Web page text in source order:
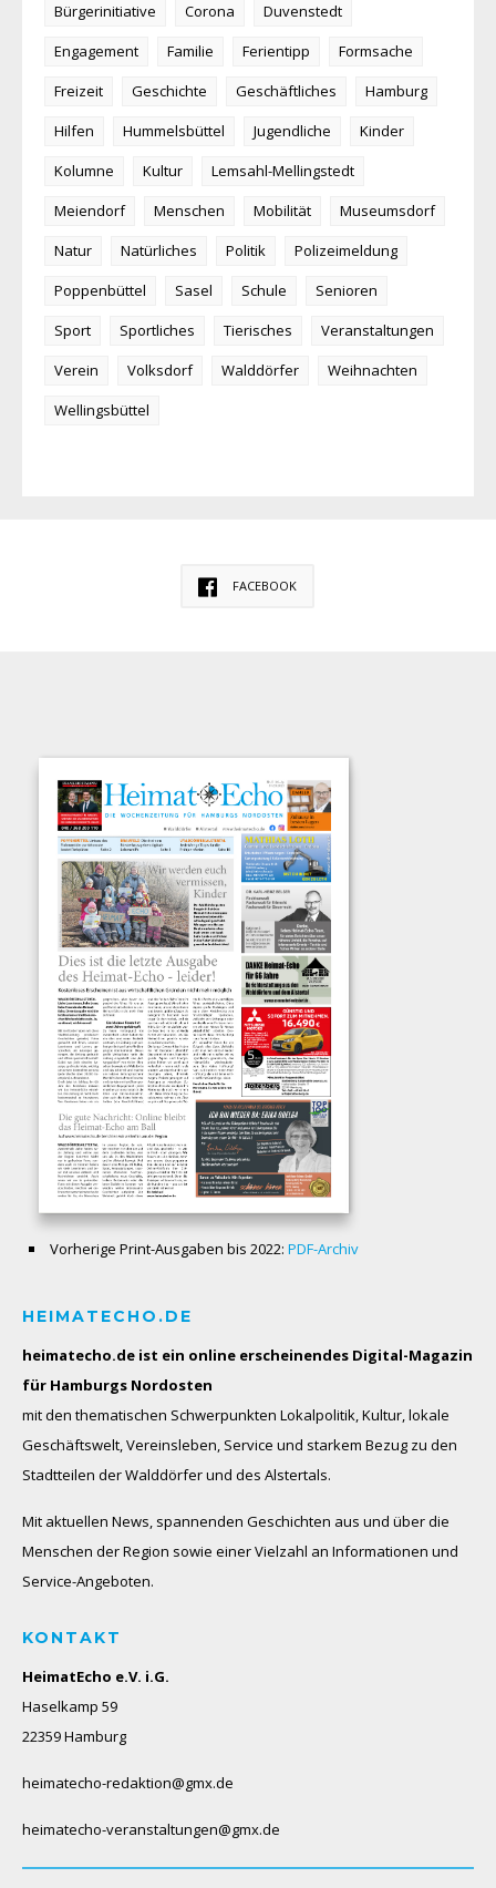
Bürgerinitiative
Corona
Duvenstedt
Engagement
Familie Ferientipp
Formsache
Freizeit
Geschichte Geschäftliches
Hamburg
Hilfen
Hummelsbüttel Jugendliche
Kinder
Kolumne
Kultur
Lemsahl-Mellingstedt
Meiendorf
Menschen Mobilität
Museumsdorf
Natur
Natürliches Politik
Polizeimeldung
Poppenbüttel
Sasel Schule
Senioren
Sport
Sportliches Tierisches
Veranstaltungen
Verein
Volksdorf Walddörfer
Weihnachten
Wellingsbüttel
FACEBOOK
Vorherige Print-Ausgaben bis 2022: PDF-Archiv
HEIMATECHO.DE
heimatecho.de ist ein online erscheinendes Digital-Magazin
für Hamburgs Nordosten
mit den thematischen Schwerpunkten Lokalpolitik, Kultur, lokale
Geschäftswelt, Vereinsleben, Service und starkem Bezug zu den
Stadtteilen der Walddörfer und des Alstertals.
Mit aktuellen News, spannenden Geschichten aus und über die
Menschen der Region sowie einer Vielzahl an Informationen und
Service-Angeboten.
KONTAKT
HeimatEcho e.V. i.G.
Haselkamp 59
22359 Hamburg
heimatecho-redaktion@gmx.de
heimatecho-veranstaltungen@gmx.de